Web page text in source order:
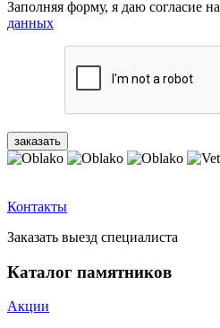
Заполняя форму, я даю согласие на
данных
Контакты
Заказать выезд специалиста
Каталог памятников
Акции